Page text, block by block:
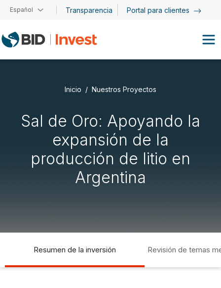
Pasar al contenido principal
Español Transparencia Portal para clientes
Inicio Nuestros Proyectos
Sal de Oro: Apoyando la
expansión de la
producción de litio en
Argentina
Resumen de la inversión Revisión de temas